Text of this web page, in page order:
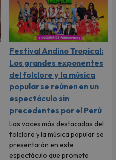
Festival Andino Tropical:
Los grandes exponentes
del folclore y la música
popular se reúnen en un
espectáculo sin
precedentes por el Perú
Las voces más destacadas del
folclore y la música popular se
presentarán en este
espectáculo que promete